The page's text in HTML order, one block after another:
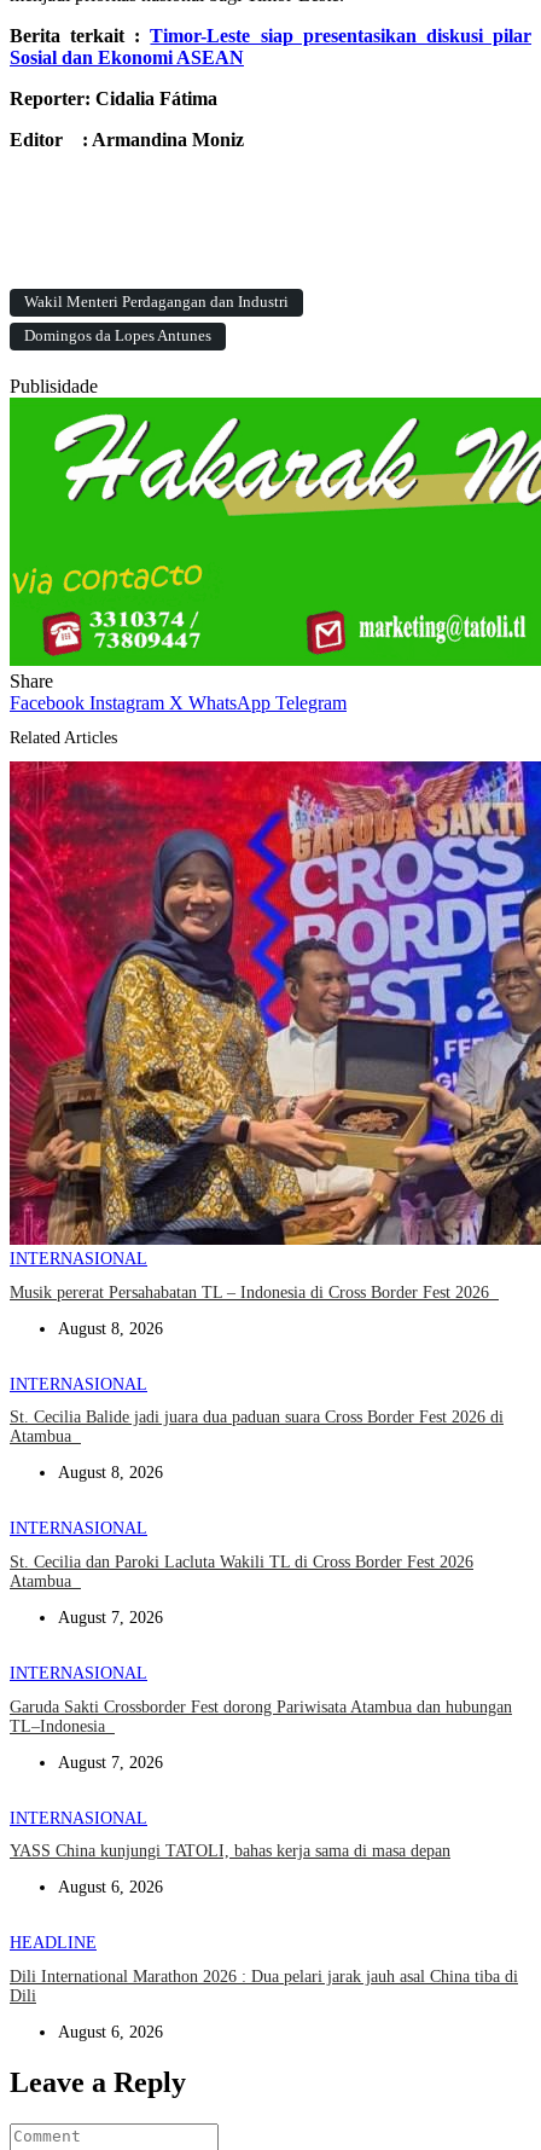
Berita terkait :Timor-Leste siap presentasikan diskusi pilar
Sosial dan Ekonomi ASEAN
Reporter: Cidalia Fátima
Editor : Armandina Moniz
Wakil Menteri Perdagangan dan Industri
Domingos da Lopes Antunes
Publisidade
Share
Facebook Instagram X WhatsApp Telegram
Related Articles
INTERNASIONAL
Musik pererat Persahabatan TL – Indonesia di Cross Border Fest 2026
August 8, 2026
INTERNASIONAL
St. Cecilia Balide jadi juara dua paduan suara Cross Border Fest 2026 di
Atambua
August 8, 2026
INTERNASIONAL
St. Cecilia dan Paroki Lacluta Wakili TL di Cross Border Fest 2026
Atambua
August 7, 2026
INTERNASIONAL
Garuda Sakti Crossborder Fest dorong Pariwisata Atambua dan hubungan
TL–Indonesia
August 7, 2026
INTERNASIONAL
YASS China kunjungi TATOLI, bahas kerja sama di masa depan
August 6, 2026
HEADLINE
Dili International Marathon 2026 : Dua pelari jarak jauh asal China tiba di
Dili
August 6, 2026
Leave a Reply